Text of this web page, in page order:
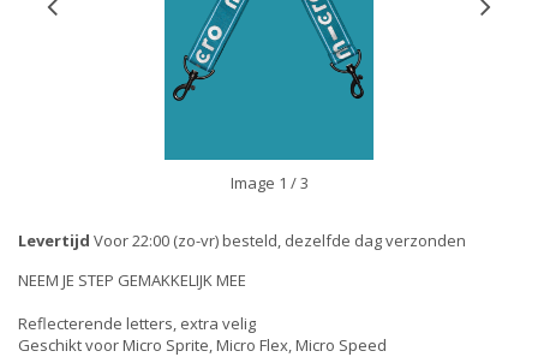
Image 1 / 3
Levertijd Voor 22:00 (zo-vr) besteld, dezelfde dag verzonden
NEEM JE STEP GEMAKKELIJK MEE
Reflecterende letters, extra velig
Geschikt voor Micro Sprite, Micro Flex, Micro Speed